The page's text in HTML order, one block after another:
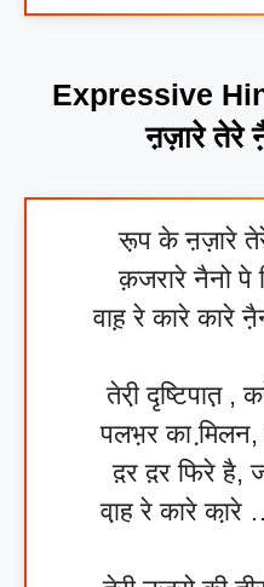
Expressive
ऩज़ारे तेरे
रू़प के ऩज़ारे
क़जरारे नैनो पे
वाह़ रे कारे कारे
तेरी़ दृष्टिपात़ ,
पलभ़र का मि़लन,
द़र द़र फिरे है,
वा़ह रे कारे